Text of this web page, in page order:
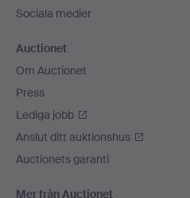
Sociala medier
Auctionet
Om Auctionet
Press
Lediga jobb
Anslut ditt auktionshus
Auctionets garanti
Mer från Auctionet